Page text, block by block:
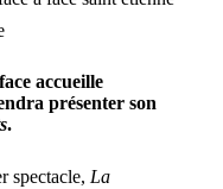
accueille
présenter son
.
spectacle, La